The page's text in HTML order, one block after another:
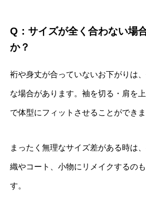
Q：サイズが全く合わない場
か？
裄や身丈が合っていないお下がりは
な場合があります。袖を切る・肩を
で体型にフィットさせることができま
まったく無理なサイズ差がある時は
織やコート、小物にリメイクするの
す。